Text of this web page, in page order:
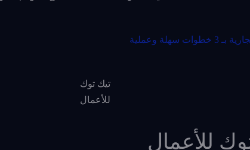
وعملية
تيك توك
للأعمال
للأعمال